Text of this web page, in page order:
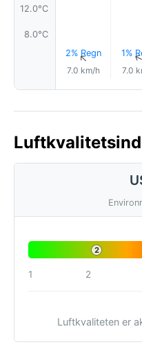
12.0°C
8.0°C
2% Regn
↑
7.0 km/h
1%
7.0
2
1 2
Luftkvaliteten er